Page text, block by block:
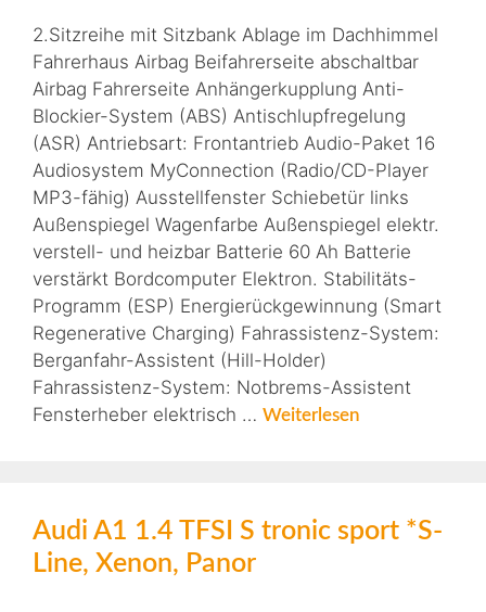
2.Sitzreihe mit Sitzbank Ablage im Dachhimmel
Fahrerhaus Airbag Beifahrerseite abschaltbar
Airbag Fahrerseite Anhängerkupplung Anti-
Blockier-System (ABS) Antischlupfregelung
(ASR) Antriebsart: Frontantrieb Audio-Paket 16
Audiosystem MyConnection (Radio/CD-Player
MP3-fähig) Ausstellfenster Schiebetür links
Außenspiegel Wagenfarbe Außenspiegel elektr.
verstell- und heizbar Batterie 60 Ah Batterie
verstärkt Bordcomputer Elektron. Stabilitäts-
Programm (ESP) Energierückgewinnung (Smart
Regenerative Charging) Fahrassistenz-System:
Berganfahr-Assistent (Hill-Holder)
Fahrassistenz-System: Notbrems-Assistent
Fensterheber elektrisch … Weiterlesen
Audi A1 1.4 TFSI S tronic sport *S-
Line, Xenon, Panor